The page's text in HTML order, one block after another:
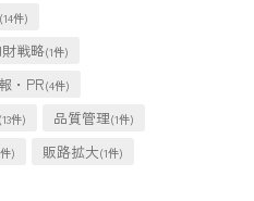
(14件)
戦略(1件)
・PR(4件)
(13件) 品質管理(1件)
) 販路拡大(1件)